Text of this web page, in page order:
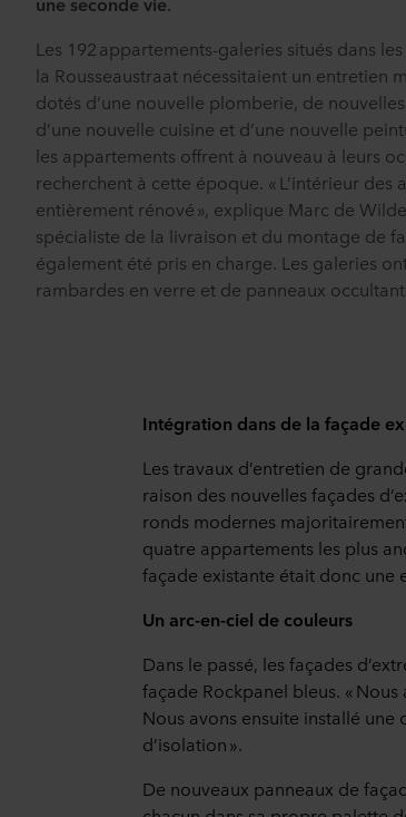
Les 192 appartements-galeries situés dans
la Rousseaustraat nécessitaient un entretien
dotés d’une nouvelle plomberie, de
d’une nouvelle cuisine et d’une nouvelle
les appartements offrent à nouveau à leurs
recherchent à cette époque. « L’intérieur des
entièrement rénové », explique Marc de
spécialiste de la livraison et du montage de
également été pris en charge. Les galeries
rambardes en verre et de panneaux
Intégration dans de la façade
Les travaux d’entretien de
raison des nouvelles façades
ronds modernes
quatre appartements les plus
façade existante était donc une
Un arc-en-ciel de couleurs
Dans le passé, les façades
façade Rockpanel bleus. «
Nous avons ensuite installé
d’isolation ».
De nouveaux panneaux de